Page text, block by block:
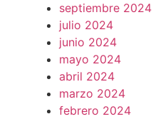
septiembre 2024
julio 2024
junio 2024
mayo 2024
abril 2024
marzo 2024
febrero 2024